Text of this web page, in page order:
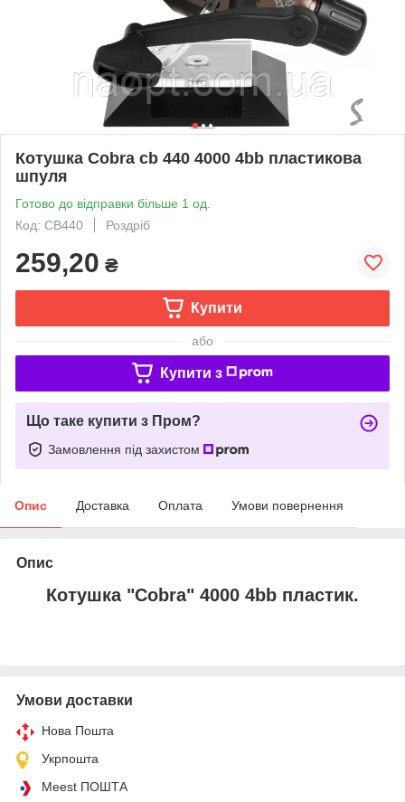
Котушка Cobra cb 440 4000 4bb пластикова
шпуля
Готово до відправки більше 1 од.
Код: CB440
Роздріб
259,20 ₴
Купити
або
Купити з
Що таке купити з Пром?
Замовлення під захистом
Опис Доставка Оплата Умови повернення
Опис
Котушка "Сobra" 4000 4bb пластик.
Умови доставки
Нова Пошта
Укрпошта
Meest ПОШТА